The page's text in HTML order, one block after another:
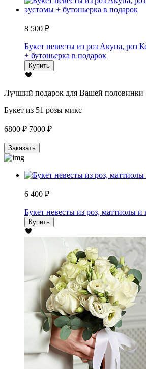
8 500 ₽
Букет невесты из роз Акуна, роз
+ бутоньерка в подарок
Купить
Лучший подарок для Вашей половинки
Букет из 51 розы микс
6800 ₽ 7000 ₽
Заказать
6 400 ₽
Букет невесты из роз, маттиолы и
Купить